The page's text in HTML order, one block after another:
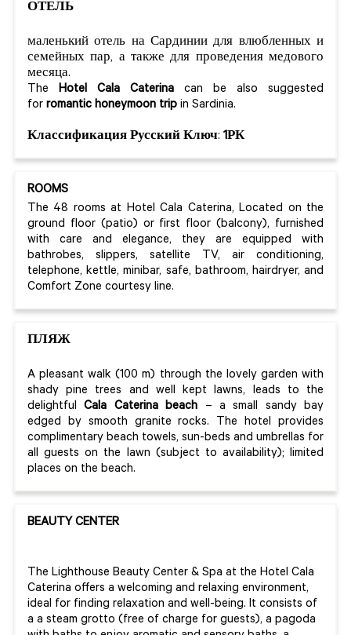
ОТЕЛЬ
маленький отель на Сардинии для влюбленных и
семейных пар, а также для проведения медового
месяца.
The Hotel Cala Caterina can be also suggested
for romantic honeymoon trip in Sardinia.
Классификация Русский Ключ: 1РК
ROOMS
The 48 rooms at Hotel Cala Caterina, Located on the
ground floor (patio) or first floor (balcony), furnished
with care and elegance, they are equipped with
bathrobes, slippers, satellite TV, air conditioning,
telephone, kettle, minibar, safe, bathroom, hairdryer, and
Comfort Zone courtesy line.
ПЛЯЖ
A pleasant walk (100 m) through the lovely garden with
shady pine trees and well kept lawns, leads to the
delightfulCala Caterina beach – a small sandy bay
edged by smooth granite rocks. The hotel provides
complimentary beach towels, sun-beds and umbrellas for
all guests on the lawn (subject to availability); limited
places on the beach.
BEAUTY CENTER
The Lighthouse Beauty Center & Spa at the Hotel Cala
Caterina offers a welcoming and relaxing environment,
ideal for finding relaxation and well-being. It consists of
a a steam grotto (free of charge for guests), a pagoda